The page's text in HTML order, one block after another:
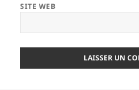
SITE WEB